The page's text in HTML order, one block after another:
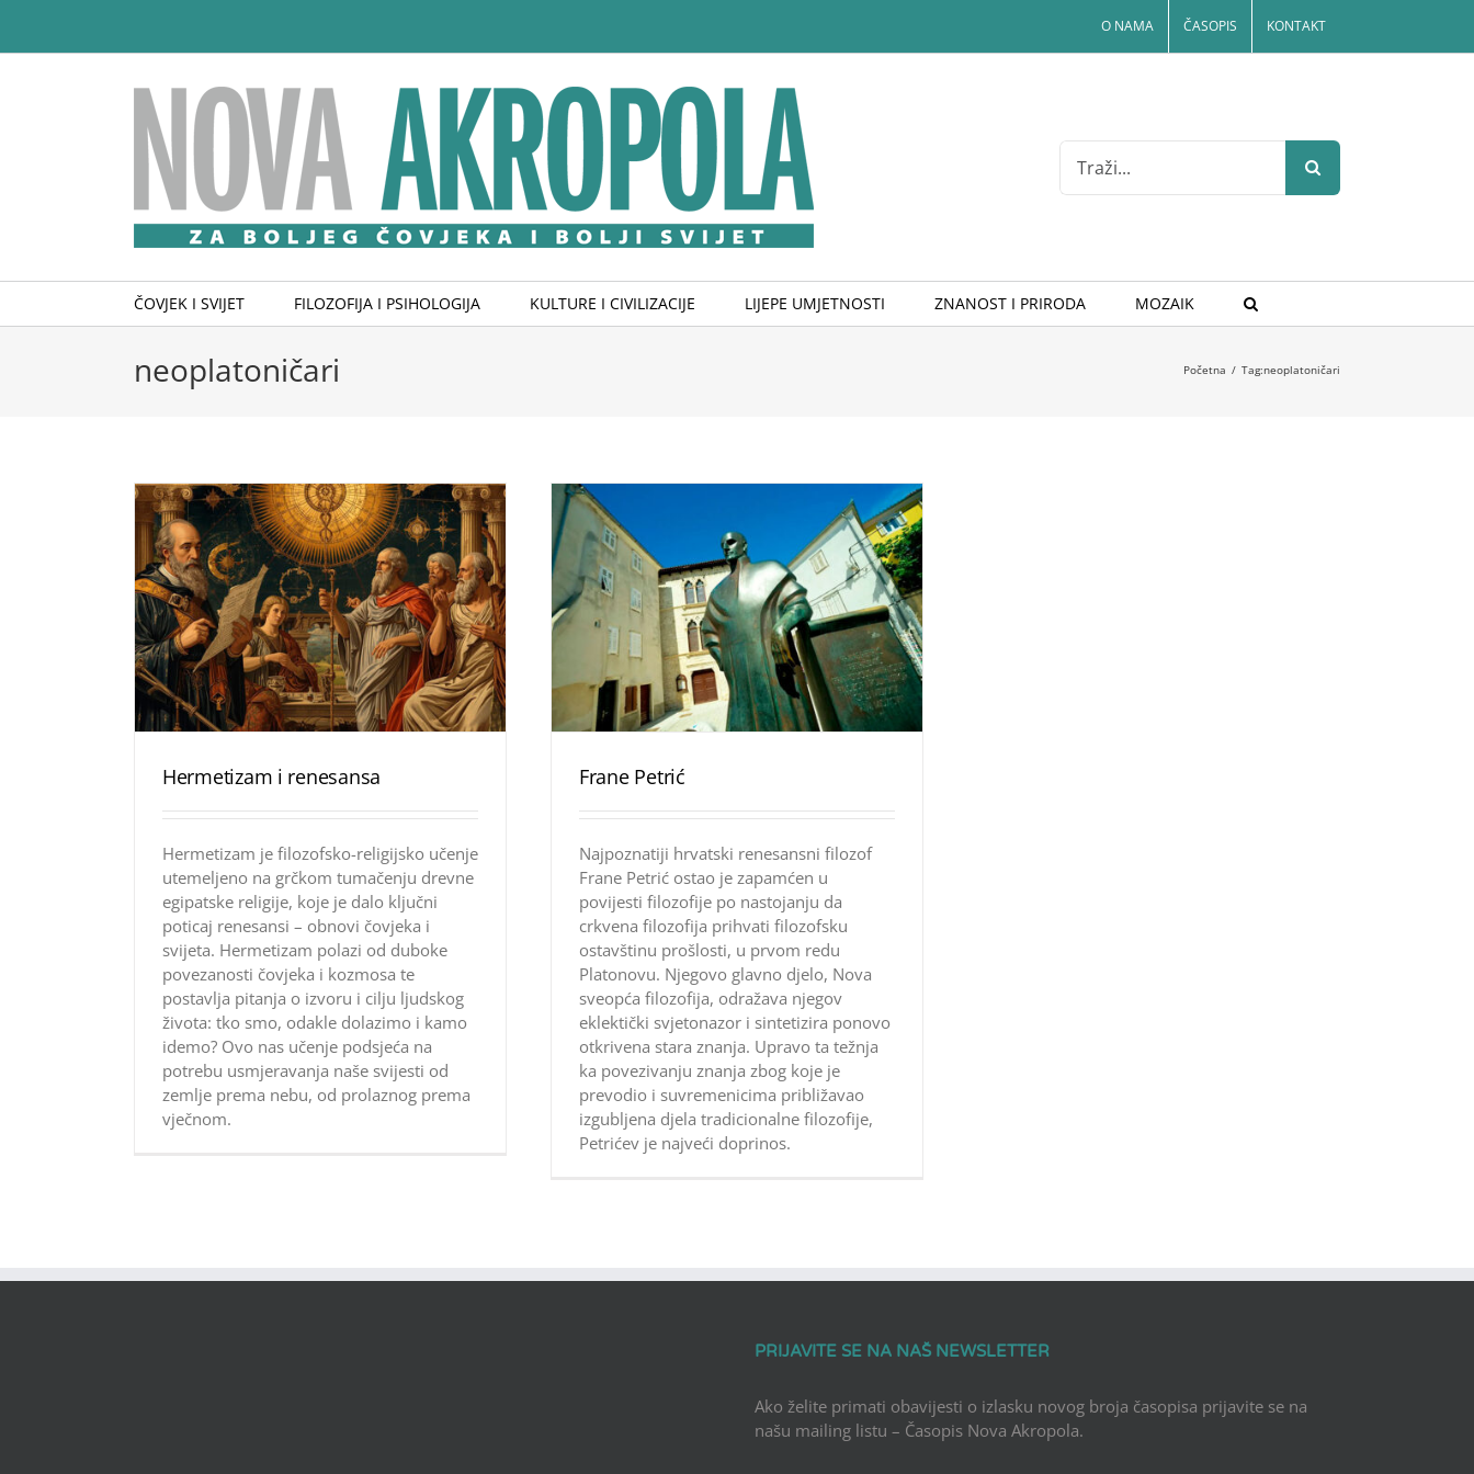
content
O NAMA ČASOPIS KONTAKT
Search
for:
ČOVJEK I SVIJET FILOZOFIJA I PSIHOLOGIJA KULTURE I CIVILIZACIJE LIJEPE UMJETNOSTI ZNANOST I PRIRODA MOZAIK
neoplatoničari Početna / Tag:neoplatoničari
Hermetizam i renesansa
Hermetizam je filozofsko-religijsko učenje
utemeljeno na grčkom tumačenju drevne
egipatske religije, koje je dalo ključni
poticaj renesansi – obnovi čovjeka i
svijeta. Hermetizam polazi od duboke
povezanosti čovjeka i kozmosa te
postavlja pitanja o izvoru i cilju ljudskog
života: tko smo, odakle dolazimo i kamo
idemo? Ovo nas učenje podsjeća na
potrebu usmjeravanja naše svijesti od
zemlje prema nebu, od prolaznog prema
vječnom.
Frane Petrić
Najpoznatiji hrvatski renesansni filozof
Frane Petrić ostao je zapamćen u
povijesti filozofije po nastojanju da
crkvena filozofija prihvati filozofsku
ostavštinu prošlosti, u prvom redu
Platonovu. Njegovo glavno djelo, Nova
sveopća filozofija, odražava njegov
eklektički svjetonazor i sintetizira ponovo
otkrivena stara znanja. Upravo ta težnja
ka povezivanju znanja zbog koje je
prevodio i suvremenicima približavao
izgubljena djela tradicionalne filozofije,
Petrićev je najveći doprinos.
PRIJAVITE SE NA NAŠ NEWSLETTER
Ako želite primati obavijesti o izlasku novog broja časopisa prijavite se na
našu mailing listu – Časopis Nova Akropola.